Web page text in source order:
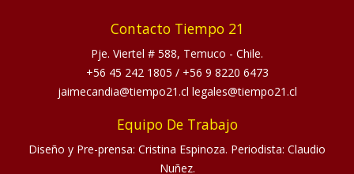
Contacto Tiempo 21
Pje. Viertel # 588, Temuco - Chile.
+56 45 242 1805 / +56 9 8220 6473
jaimecandia@tiempo21.cl legales@tiempo21.cl
Equipo De Trabajo
Diseño y Pre-prensa: Cristina Espinoza. Periodista: Claudio
Nuñez.